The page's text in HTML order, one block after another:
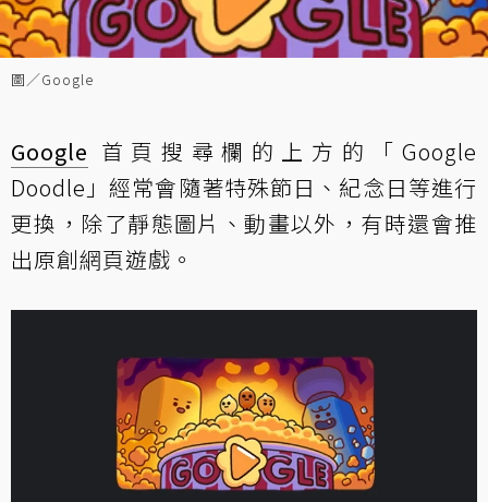
圖／Google
Google 首頁搜尋欄的上方的「Google
Doodle」經常會隨著特殊節日、紀念日等進行
更換，除了靜態圖片、動畫以外，有時還會推
出原創網頁遊戲。